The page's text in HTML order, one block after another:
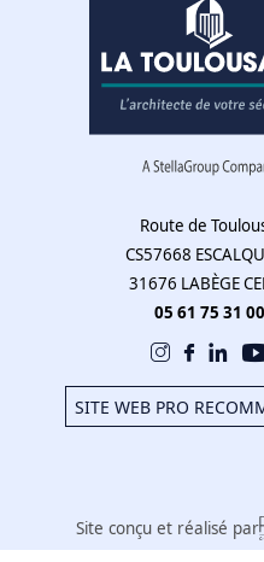
Route de
CS57668
31676 LABÈGE
05 61 75 31 00
SITE WEB PRO
Site conçu et réalisé par